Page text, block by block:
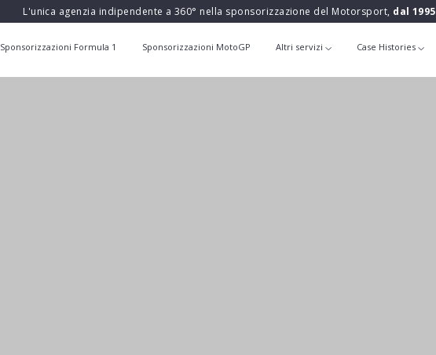
L'unica agenzia indipendente a 360° nella sponsorizzazione del Motorsport, dal 1995
Sponsorizzazioni Formula 1 Sponsorizzazioni MotoGP Altri servizi Case Histories